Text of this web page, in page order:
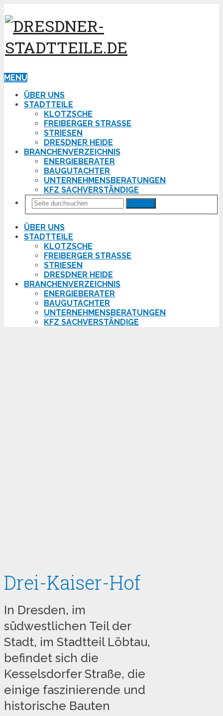
MENU
ÜBER UNS
STADTTEILE
KLOTZSCHE
FREIBERGER STRASSE
STRIESEN
DRESDNER HEIDE
BRANCHENVERZEICHNIS
ENERGIEBERATER
BAUGUTACHTER
UNTERNEHMENSBERATUNGEN
KFZ SACHVERSTÄNDIGE
ÜBER UNS
STADTTEILE
KLOTZSCHE
FREIBERGER STRASSE
STRIESEN
DRESDNER HEIDE
BRANCHENVERZEICHNIS
ENERGIEBERATER
BAUGUTACHTER
UNTERNEHMENSBERATUNGEN
KFZ SACHVERSTÄNDIGE
Drei-Kaiser-Hof
In Dresden, im
südwestlichen Teil der
Stadt, im Stadtteil Löbtau,
befindet sich die
Kesselsdorfer Straße, die
einige faszinierende und
historische Bauten